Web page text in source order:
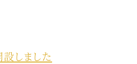
しました